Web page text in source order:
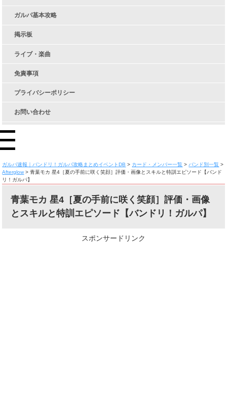
ガルパ基本攻略
掲示板
ライブ・楽曲
免責事項
プライバシーポリシー
お問い合わせ
ガルパ速報｜バンドリ！ガルパ攻略まとめイベントDB > カード・メンバー一覧 > バンド別一覧 >
Afterglow >青葉モカ 星4［夏の手前に咲く笑顔］評価・画像とスキルと特訓エピソード【バンド
リ！ガルパ】
青葉モカ 星4［夏の手前に咲く笑顔］評価・画像
とスキルと特訓エピソード【バンドリ！ガルパ】
スポンサードリンク